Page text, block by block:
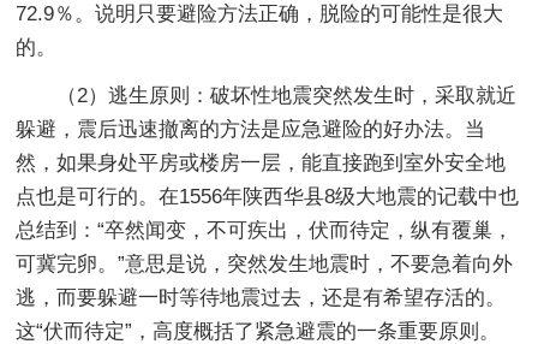
72.9％。说明只要避险方法正确，脱险的可能性是很大
的。
（2）逃生原则：破坏性地震突然发生时，采取就近
躲避，震后迅速撤离的方法是应急避险的好办法。当
然，如果身处平房或楼房一层，能直接跑到室外安全地
点也是可行的。在1556年陕西华县8级大地震的记载中也
总结到：“卒然闻变，不可疾出，伏而待定，纵有覆巢，
可冀完卵。”意思是说，突然发生地震时，不要急着向外
逃，而要躲避一时等待地震过去，还是有希望存活的。
这“伏而待定”，高度概括了紧急避震的一条重要原则。